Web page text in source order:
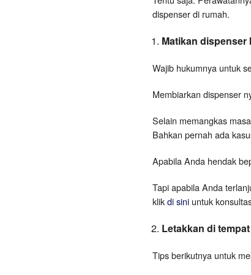
dispenser di rumah.
Matikan
Wajib hukumnya untuk
Membiarkan dispenser
Selain memangkas
Bahkan pernah ada
Apabila Anda hendak
Tapi apabila Anda
klikdi sini untuk
Letakkan di
Tips berikutnya untuk